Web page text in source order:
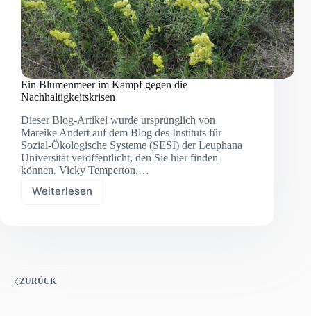
Ein Blumenmeer im Kampf gegen die
Nachhaltigkeitskrisen
Dieser Blog-Artikel wurde ursprünglich von
Mareike Andert auf dem Blog des Instituts für
Sozial-Ökologische Systeme (SESI) der Leuphana
Universität veröffentlicht, den Sie hier finden
können. Vicky Temperton,…
Weiterlesen
Ein
ZURÜCK